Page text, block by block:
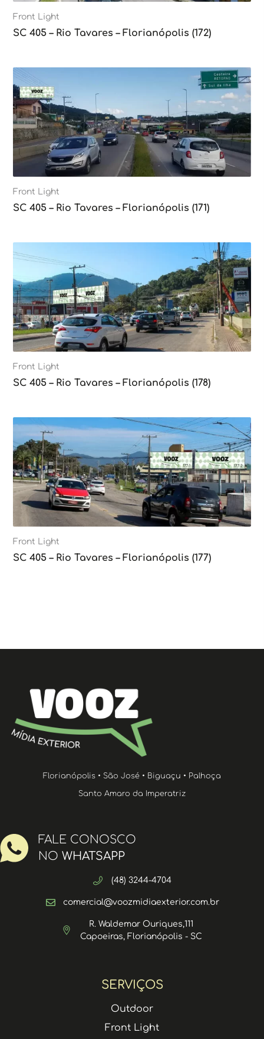
Front Light
SC 405 – Rio Tavares – Florianópolis (172)
Front Light
SC 405 – Rio Tavares – Florianópolis (171)
Front Light
SC 405 – Rio Tavares – Florianópolis (178)
Front Light
SC 405 – Rio Tavares – Florianópolis (177)
SERVIÇOS
Outdoor
Front Light
Florianópolis • São José • Biguaçu • Palhoça
Santo Amaro da Imperatriz
FALE CONOSCO
NO WHATSAPP
(48) 3244-4704
comercial@voozmidiaexterior.com.br
R. Waldemar Ouriques,111
Capoeiras, Florianópolis - SC